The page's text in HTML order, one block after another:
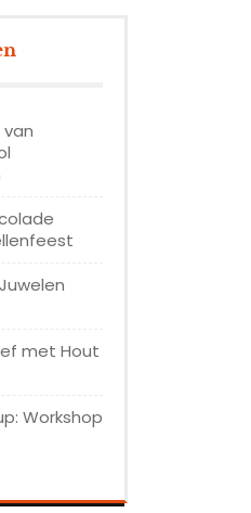
met Hout
Workshop